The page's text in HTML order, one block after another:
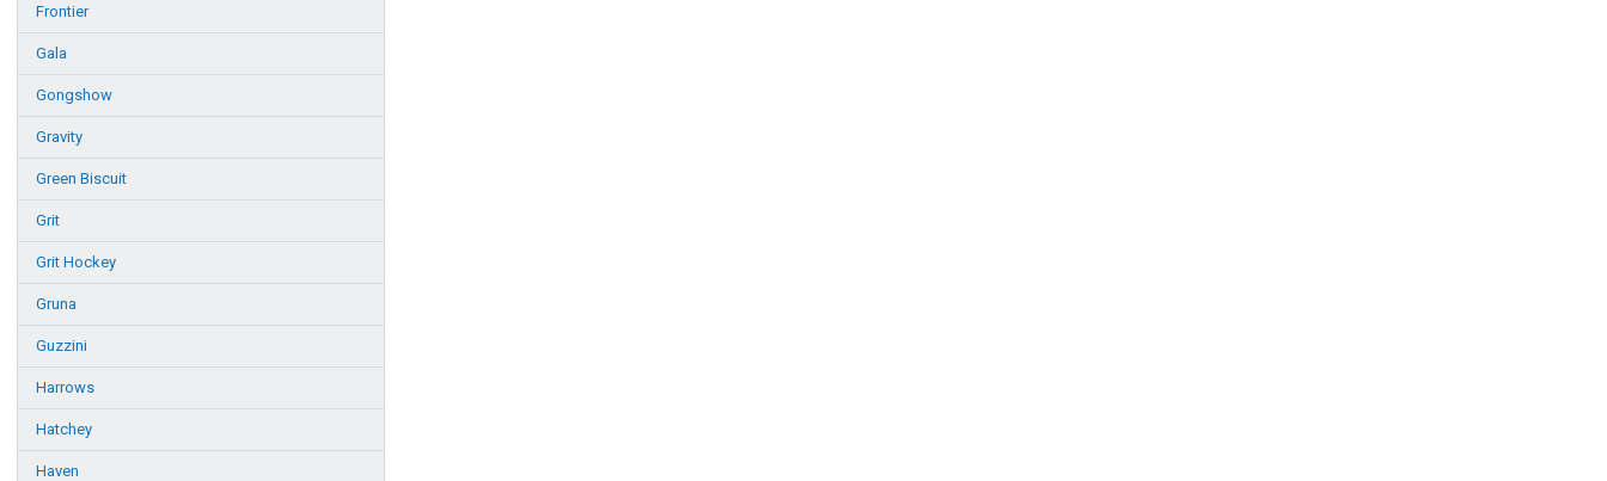
Frontier
Gala
Gongshow
Gravity
Green Biscuit
Grit
Grit Hockey
Gruna
Guzzini
Harrows
Hatchey
Haven